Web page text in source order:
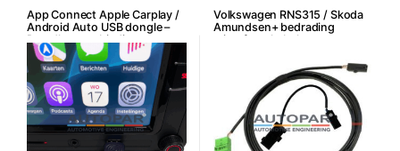
App Connect Apple Carplay /
Android Auto USB dongle –
Draadloze verbinding
Bluetooth
Volkswagen RNS315 / Skoda
Amundsen+ bedrading
microfoon kabel set